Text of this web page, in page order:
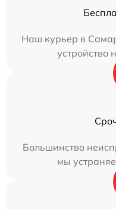
Наш курьер в
устройство
Большинство
мы